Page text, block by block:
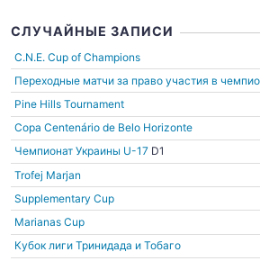
СЛУЧАЙНЫЕ ЗАПИСИ
C.N.E. Cup of Champions
Переходные матчи за право участия в
Pine Hills Tournament
Copa Centenário de Belo Horizonte
Чемпионат Украины U-17D1
Trofej Marjan
Supplementary Cup
Marianas Cup
Кубок лиги Тринидада и Тобаго